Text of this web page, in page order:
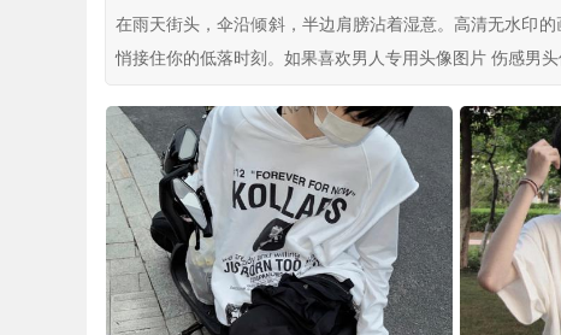
在雨天街头，伞沿倾斜，半边肩膀沾着湿意。高清无水印
悄接住你的低落时刻。如果喜欢男人专用头像图片 伤感男